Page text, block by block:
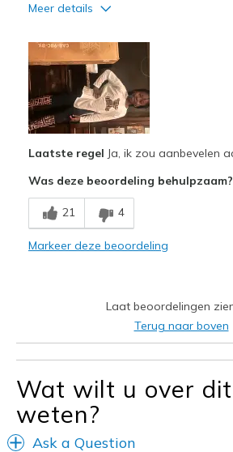
Meer details
Comfortable
Minpunten
Wear Out Quickly
Beste toepassingen
Casual Wear
Width
View On Shoes
I'm Really Into Shoes
Laatste regel Ja, ik zou aanbevelen
Was deze beoordeling behulpzaam?
21 4
Markeer deze beoordeling
Laat beoordelingen
Terug naar boven
Wat wilt u over
weten?
Ask a Question